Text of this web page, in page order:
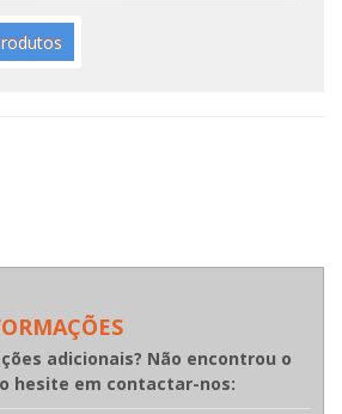
adicionais? Não encontrou o
hesite em contactar-nos: